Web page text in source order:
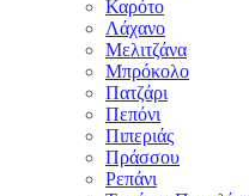
Καρότο
Λάχανο
Μελιτζάνα
Μπρόκολο
Πατζάρι
Πεπόνι
Πιπεριάς
Πράσσου
Ρεπάνι